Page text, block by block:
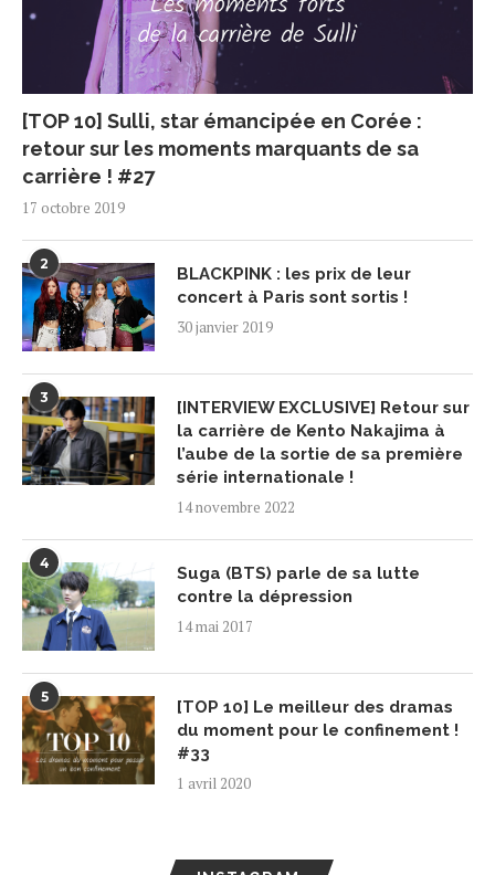
[TOP 10] Sulli, star émancipée en Corée :
retour sur les moments marquants de sa
carrière ! #27
17 octobre 2019
2
BLACKPINK : les prix de leur
concert à Paris sont sortis !
30 janvier 2019
3
[INTERVIEW EXCLUSIVE] Retour sur
la carrière de Kento Nakajima à
l’aube de la sortie de sa première
série internationale !
14 novembre 2022
4
Suga (BTS) parle de sa lutte
contre la dépression
14 mai 2017
5
[TOP 10] Le meilleur des dramas
du moment pour le confinement !
#33
1 avril 2020